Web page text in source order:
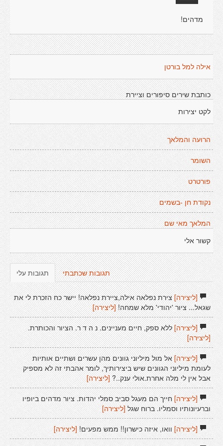
מדהים!
אילה למל בורטן
כותבת שירים סיפורים וציירת
לקט יצירות
הרועה והמלאך
השומר
פורטרט
נקודת חן -בשמים
המלאך מאי שם
קשור אלי
תגובות עלי תגובות שכתבתי
[ליצירה]צירת נפלאה אילה,ציירת נפלאה! יישר כח הזכרת לי את
שגאל... ציור 'יהודי' מלא שמחה! [ליצירה]
[ליצירה]ללא ספק, חיים מעניינים. נ ה ד ר. הציור והכותרת.
[ליצירה]
[ליצירה]אל מול מיליוני גוונים מהן עשרים ושתיים אותיות
לעומת מיליוני הגוונים שיש ביצירותיך, לומר אהבתי זה לא מספיק
אבל אין לי מלה אחרת.אולי ענק..? [ליצירה]
[ליצירה]חייך הם מעגל סביב סמלי יהדות. ציור מדהים ביופיו
וברעיונותיו וסמליו. ברוח שגל [ליצירה]
[ליצירה]וואו, איזה כישרון!! ממש מפעים! [ליצירה]